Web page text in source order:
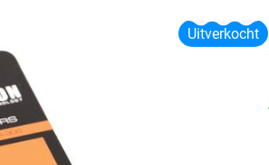
Uitverkocht